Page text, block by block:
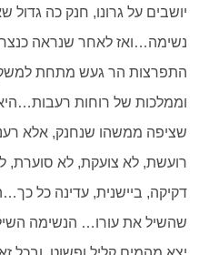
יושבים על גרונו, חנק כה גדול
נשימה…ואז לאחר שנראה
התפרצות הר געש מתחת
וממלכות של רוחות
שציפה ממשהו שנחנק, אלא
רועשת, לא צועקת, לא סוערת,
דקיקה, ביישנית, עדינה כל
שהשיל את עורו… הנשימה